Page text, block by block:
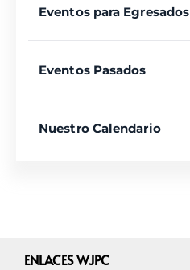
Eventos para Egresados
Eventos Pasados
Nuestro Calendario
ENLACES WJPC